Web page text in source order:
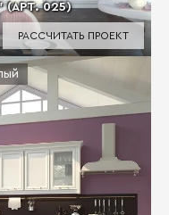
(АРТ. 025)
РАССЧИТАТЬ ПРОЕКТ